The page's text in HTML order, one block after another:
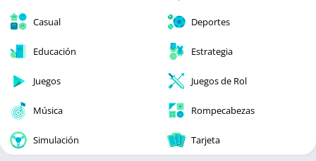
Casual Deportes
Educación Estrategia
Juegos Juegos de Rol
Música Rompecabezas
Simulación Tarjeta